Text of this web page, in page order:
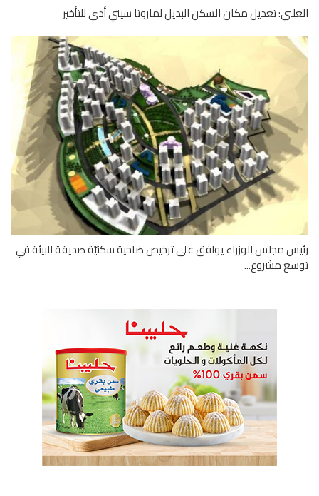
تعديل مكان السكن البديل لماروتا سيتي أدى للتأخير
مجلس الوزراء يوافق على ترخيص ضاحية سكنيّة صديقة للبيئة في
مشروع...